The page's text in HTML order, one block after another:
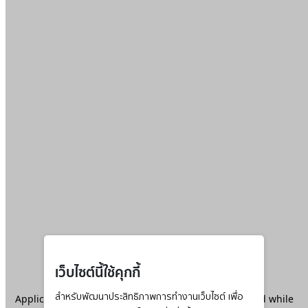
เว็บไซต์นี้ใช้คุกกี้
สำหรับพัฒนาประสิทธิภาพการทำงานเว็บไซต์ เพื่อ
Application error: aclient-side exception has occurred while